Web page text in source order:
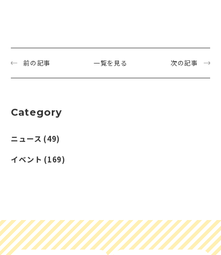
前の記事 一覧を見る 次の記事
Category
ニュース (49)
イベント (169)